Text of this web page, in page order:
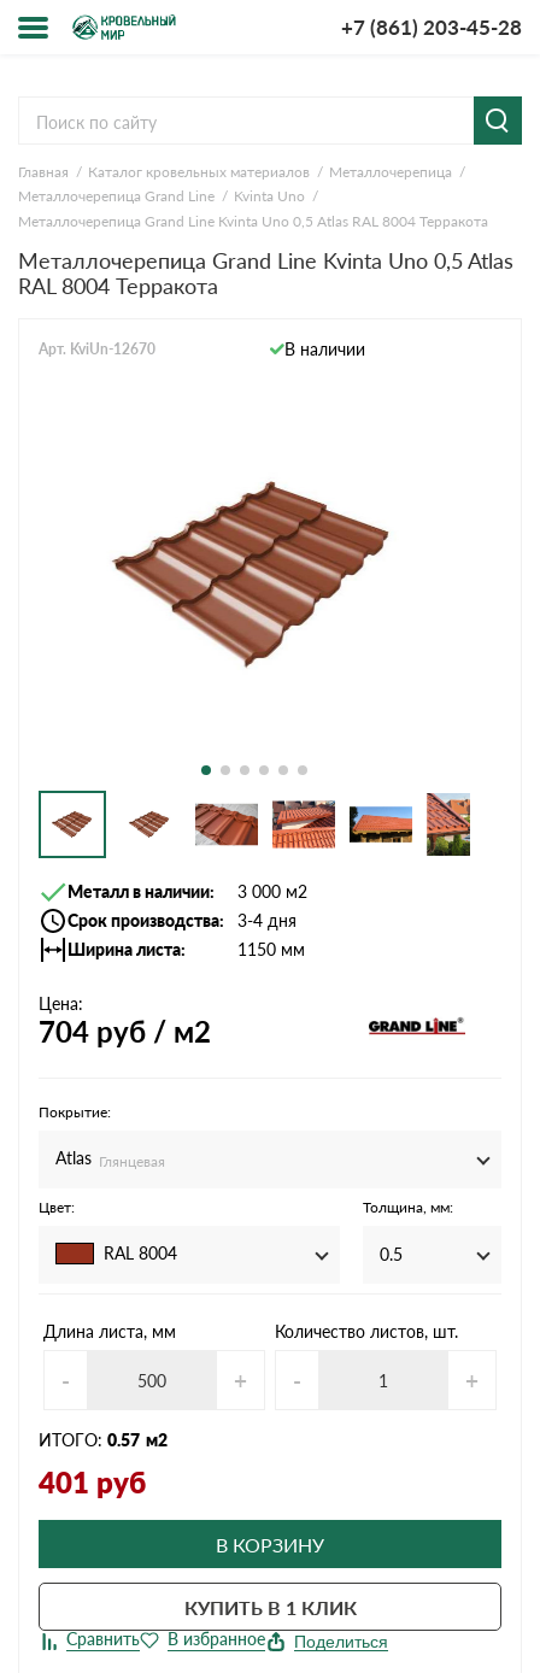
+7 (861) 203-45-28
компании
и оплата
Главная Каталог кровельных материалов
Металлочерепица
Металлочерепица Grand Line
Kvinta Uno
Металлочерепица Grand Line Kvinta Uno 0,5 Atlas RAL 8004 Терракота
Металлочерепица Grand Line Kvinta Uno 0,5 Atlas
RAL 8004 Терракота
Арт. KviUn-12670 В наличии
Металл в наличии
3 000 м2
Срок производства
3-4 дня
Ширина листа
1150 мм
Цена:
704 руб / м2
Покрытие:
Atlas Глянцевая
Цвет:
RAL 8004
Толщина, мм:
0.5
Длина листа, мм
- +
Количество листов, шт.
- +
ИТОГО: 0.57 м2
401 руб
В КОРЗИНУ
КУПИТЬ В 1 КЛИК
Поделиться